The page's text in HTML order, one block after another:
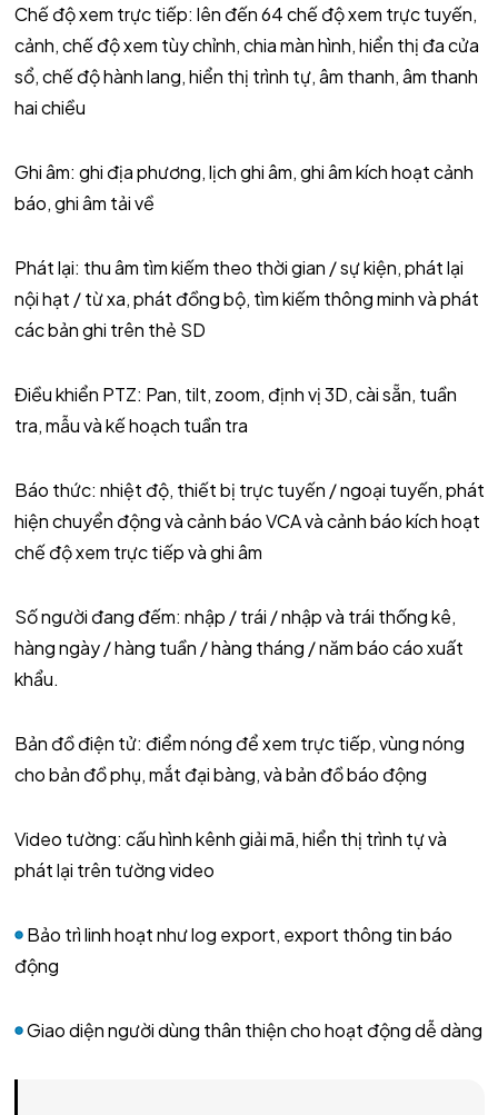
Chế độ xem trực tiếp: lên đến 64 chế độ xem trực tuyến,
cảnh, chế độ xem tùy chỉnh, chia màn hình, hiển thị đa cửa
sổ, chế độ hành lang, hiển thị trình tự, âm thanh, âm thanh
hai chiều
Ghi âm: ghi địa phương, lịch ghi âm, ghi âm kích hoạt cảnh
báo, ghi âm tải về
Phát lại: thu âm tìm kiếm theo thời gian / sự kiện, phát lại
nội hạt / từ xa, phát đồng bộ, tìm kiếm thông minh và phát
các bản ghi trên thẻ SD
Điều khiển PTZ: Pan, tilt, zoom, định vị 3D, cài sẵn, tuần
tra, mẫu và kế hoạch tuần tra
Báo thức: nhiệt độ, thiết bị trực tuyến / ngoại tuyến, phát
hiện chuyển động và cảnh báo VCA và cảnh báo kích hoạt
chế độ xem trực tiếp và ghi âm
Số người đang đếm: nhập / trái / nhập và trái thống kê,
hàng ngày / hàng tuần / hàng tháng / năm báo cáo xuất
khẩu.
Bản đồ điện tử: điểm nóng để xem trực tiếp, vùng nóng
cho bản đồ phụ, mắt đại bàng, và bản đồ báo động
Video tường: cấu hình kênh giải mã, hiển thị trình tự và
phát lại trên tường video
Bảo trì linh hoạt như log export, export thông tin báo
động
Giao diện người dùng thân thiện cho hoạt động dễ dàng